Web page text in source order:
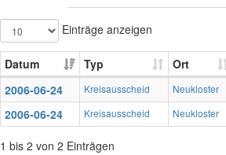
Einträge anzeigen
Datum Typ
Ort
2006-06-24
Kreisausscheid Neukloster
2006-06-24 Kreisausscheid Neukloster
1 bis 2 von 2 Einträgen